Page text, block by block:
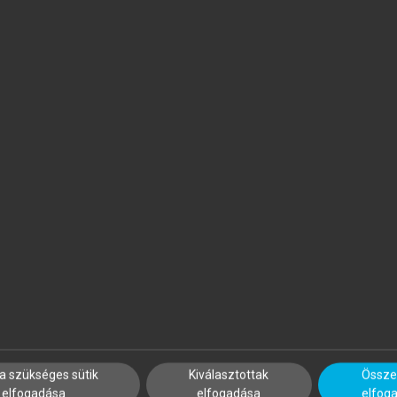
szükséges sütik
elfogadása
Kiválasztottak
elfogadása